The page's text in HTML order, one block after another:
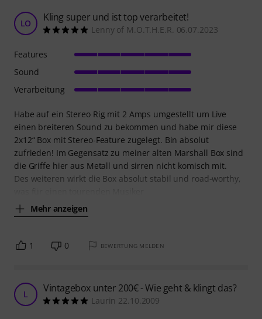
LO Kling super und ist top verarbeitet!
Lenny of M.O.T.H.E.R. 06.07.2023
Habe auf ein Stereo Rig mit 2 Amps umgestellt um Live
einen breiteren Sound zu bekommen und habe mir diese
2x12“ Box mit Stereo-Feature zugelegt. Bin absolut
zufrieden! Im Gegensatz zu meiner alten Marshall Box sind
die Griffe hier aus Metall und sirren nicht komisch mit.
Des weiteren wirkt die Box absolut stabil und road-worthy,
Mehr anzeigen
Features
Sound
Verarbeitung
1 0 BEWERTUNG MELDEN
L Vintagebox unter 200€ - Wie geht & klingt das?
Laurin 22.10.2009